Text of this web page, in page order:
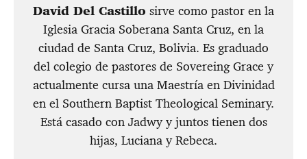
David Del Castillo sirve como pastor en la
Iglesia Gracia Soberana Santa Cruz, en la
ciudad de Santa Cruz, Bolivia. Es graduado
del colegio de pastores de Sovereing Grace y
actualmente cursa una Maestría en Divinidad
en el Southern Baptist Theological Seminary.
Está casado con Jadwy y juntos tienen dos
hijas, Luciana y Rebeca.